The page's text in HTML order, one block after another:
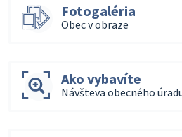
Fotogaléria
Obec v obraze
Ako vybavíte
Návšteva obecného